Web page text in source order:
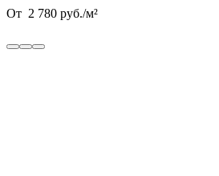
От 2 780 руб./м²